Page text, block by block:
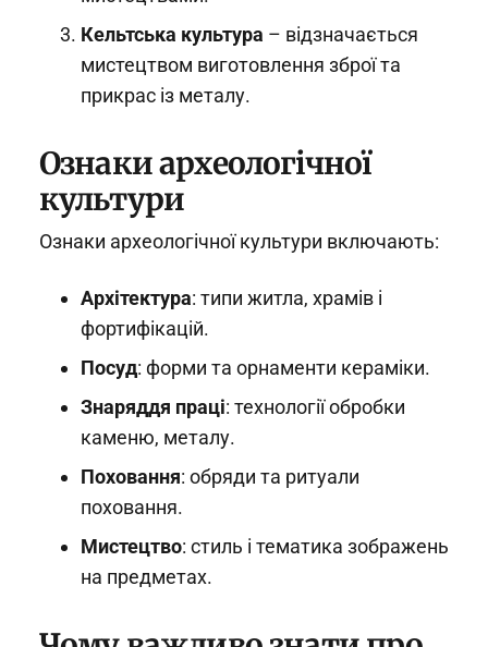
Кельтська культура – відзначається
мистецтвом виготовлення зброї та
прикрас із металу.
Ознаки археологічної
культури
Ознаки археологічної культури включають:
Архітектура: типи житла, храмів і
фортифікацій.
Посуд: форми та орнаменти кераміки.
Знаряддя праці: технології обробки
каменю, металу.
Поховання: обряди та ритуали
поховання.
Мистецтво: стиль і тематика зображень
на предметах.